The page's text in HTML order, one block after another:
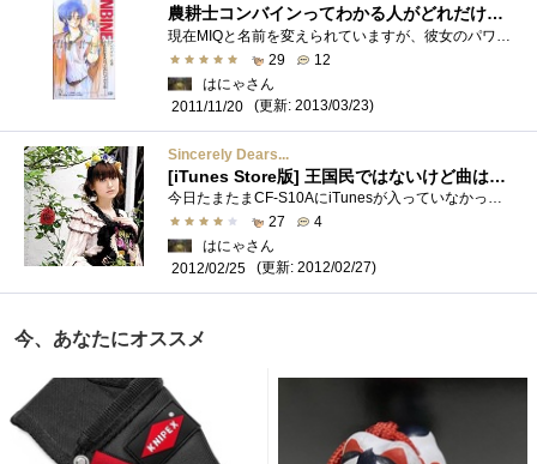
農耕士コンバインってわかる人がどれだけいるかな？
現在MIQと名前を変えられていますが、彼女のパワフルな歌声が合うOPと、しっとりしたED。今でもカラオケで歌いたくなる曲です。最初にMIOが歌う�...
29
12
はにゃさん
2011/11/20
(更新: 2013/03/23)
Sincerely Dears...
[iTunes Store版] 王国民ではないけど曲は好き。
今日たまたまCF-S10AにiTunesが入っていなかったので、インストールして、iTunesintheCloudで同期一発。あーらくちんですね。さて、肝心の音楽へ。ゆか...
27
4
はにゃさん
2012/02/25
(更新: 2012/02/27)
今、あなたにオススメ